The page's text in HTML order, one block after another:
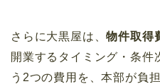
さらに大黒屋は、物件取得
開業するタイミング・条件
う2つの費用を、本部が負